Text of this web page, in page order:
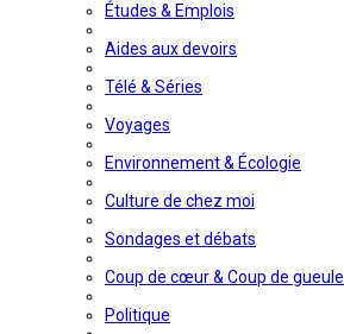
Études & Emplois
Aides aux devoirs
Télé & Séries
Voyages
Environnement & Écologie
Culture de chez moi
Sondages et débats
Coup de cœur & Coup de gueule
Politique